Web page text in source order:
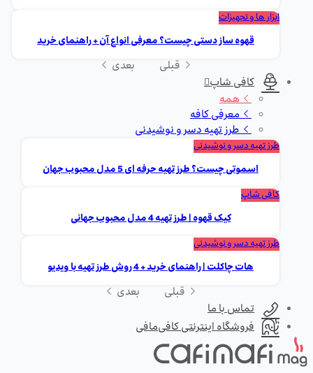
ابزار ها و تجهیزات
قهوه ساز دستی چیست؟ معرفی انواع آن + راهنمای خرید
قبلی
بعدی
کافی شاپ
همه
معرفی کافه
طرز تهیه دسر و نوشیدنی
طرز تهیه دسر و نوشیدنی
اسموتی چیست؟ طرز تهیه حرفه ای 5 مدل محبوب جهان
کافی شاپ
کیک قهوه | طرز تهیه 4 مدل محبوب جهانی
طرز تهیه دسر و نوشیدنی
هات چاکلت | راهنمای خرید + 4 روش طرز تهیه با ویدیو
قبلی
بعدی
تماس با ما
فروشگاه اینترنتی کافی‌مافی